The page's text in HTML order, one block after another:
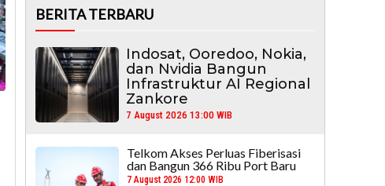
BERITA TERBARU
Indosat, Ooredoo, Nokia,
dan Nvidia Bangun
Infrastruktur AI Regional
Zankore
7 August 2026 13:00 WIB
Telkom Akses Perluas Fiberisasi
dan Bangun 366 Ribu Port Baru
7 August 2026 12:00 WIB